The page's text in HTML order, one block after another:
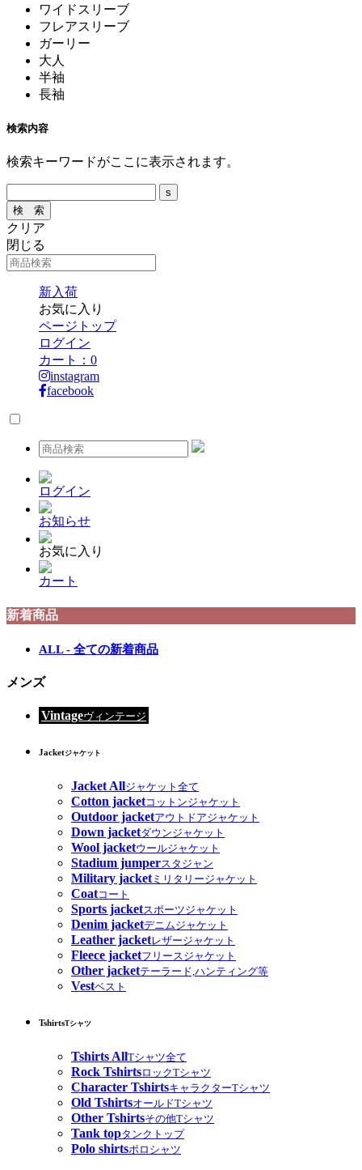
ワイドスリーブ
フレアスリーブ
ガーリー
大人
半袖
長袖
検索内容
検索キーワードがここに表示されます。
クリア
閉じる
新入荷
お気に入り
ページトップ
ログイン
カート： 0
instagram
facebook
ログイン
お知らせ
お気に入り
カート
新着商品
ALL - 全ての新着商品
メンズ
Vintageヴィンテージ
Jacketジャケット
Jacket Allジャケット全て
Cotton jacketコットンジャケット
Outdoor jacketアウトドアジャケット
Down jacketダウンジャケット
Wool jacketウールジャケット
Stadium jumperスタジャン
Military jacketミリタリージャケット
Coatコート
Sports jacketスポーツジャケット
Denim jacketデニムジャケット
Leather jacketレザージャケット
Fleece jacketフリースジャケット
Other jacketテーラード,ハンティング等
Vestベスト
TshirtsTシャツ
Tshirts AllTシャツ全て
Rock TshirtsロックTシャツ
Character TshirtsキャラクターTシャツ
Old TshirtsオールドTシャツ
Other Tshirtsその他Tシャツ
Tank topタンクトップ
Polo shirtsポロシャツ